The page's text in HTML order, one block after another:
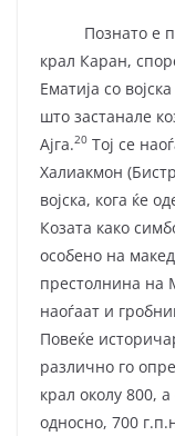
Познато е
крал Каран,
Ематија со
што застанале
Ајга.20 Тој се
Халиакмон
војска, кога ќе
Козата како
особено на
престолнина на
наоѓаат и
Повеќе
различно го
крал околу 800,
односно, 700